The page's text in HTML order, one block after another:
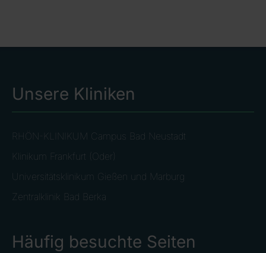
Unsere Kliniken
RHÖN-KLINIKUM Campus Bad Neustadt
Klinikum Frankfurt (Oder)
Universitätsklinikum Gießen und Marburg
Zentralklinik Bad Berka
Häufig besuchte Seiten